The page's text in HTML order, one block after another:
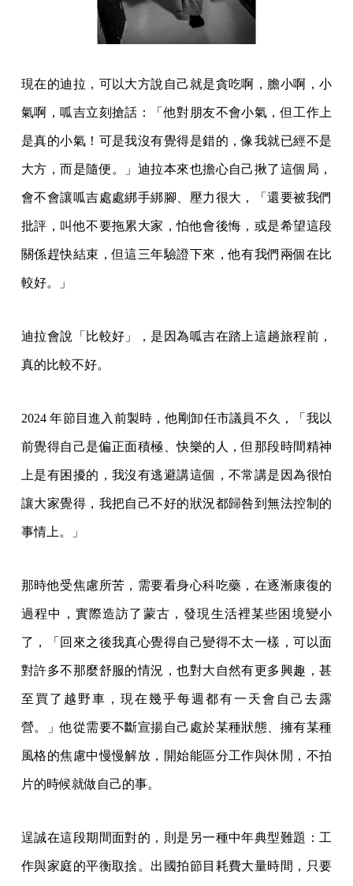
現在的迪拉，可以大方說自己就是貪吃啊，膽小啊，小
氣啊，呱吉立刻搶話：「他對朋友不會小氣，但工作上
是真的小氣！可是我沒有覺得是錯的，像我就已經不是
大方，而是隨便。」迪拉本來也擔心自己揪了這個局，
會不會讓呱吉處處綁手綁腳、壓力很大，「還要被我們
批評，叫他不要拖累大家，怕他會後悔，或是希望這段
關係趕快結束，但這三年驗證下來，他有我們兩個在比
較好。」
迪拉會說「比較好」，是因為呱吉在踏上這趟旅程前，
真的比較不好。
2024 年節目進入前製時，他剛卸任市議員不久，「我以
前覺得自己是偏正面積極、快樂的人，但那段時間精神
上是有困擾的，我沒有逃避講這個，不常講是因為很怕
讓大家覺得，我把自己不好的狀況都歸咎到無法控制的
事情上。」
那時他受焦慮所苦，需要看身心科吃藥，在逐漸康復的
過程中，實際造訪了蒙古，發現生活裡某些困境變小
了，「回來之後我真心覺得自己變得不太一樣，可以面
對許多不那麼舒服的情況，也對大自然有更多興趣，甚
至買了越野車，現在幾乎每週都有一天會自己去露
營。」他從需要不斷宣揚自己處於某種狀態、擁有某種
風格的焦慮中慢慢解放，開始能區分工作與休閒，不拍
片的時候就做自己的事。
逞誠在這段期間面對的，則是另一種中年典型難題：工
作與家庭的平衡取捨。出國拍節目耗費大量時間，只要